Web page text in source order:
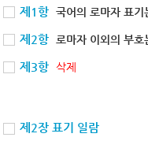
제1항 국어의 로마자 표기
제2항 로마자 이외의 부호
제3항 삭제
제2장 표기 일람